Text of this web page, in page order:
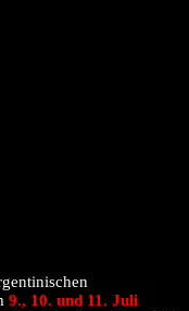
9., 10. und 11. Juli